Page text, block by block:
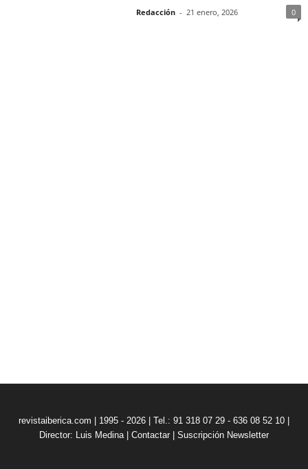
Redacción - 21 enero, 2026 0
revistaiberica.com | 1995 - 2026 | Tel.: 91 318 07 29 - 636 08 52 10 |
Director: Luis Medina| Contactar Suscripción Newsletter